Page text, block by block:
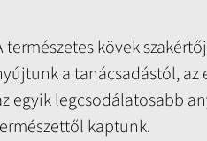
természetes kövek
a tanácsadástól,
egyik legcsodálatosabb
kaptunk.